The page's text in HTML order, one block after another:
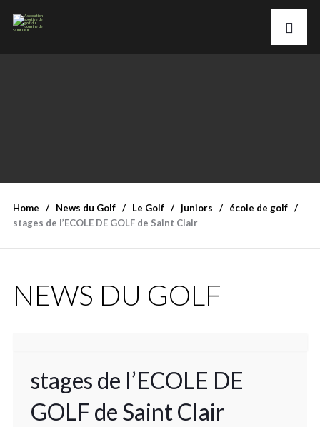
Home News du Golf Le Golf juniors
école de golf
stages de l’ECOLE DE GOLF de Saint Clair
NEWS DU GOLF
stages de l’ECOLE DE
GOLF de Saint Clair